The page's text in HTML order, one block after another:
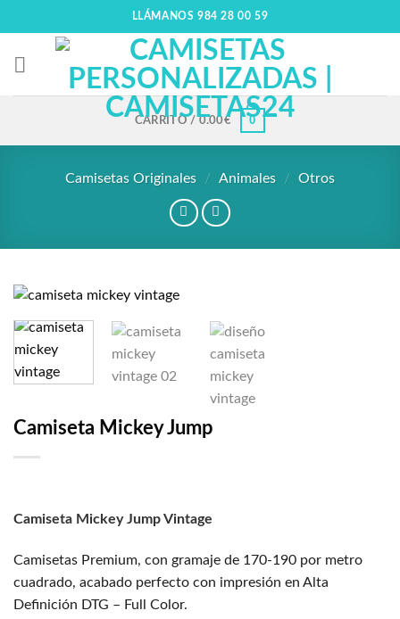
LLÁMANOS 984 28 00 59
CARRITO /0.00€ 0
Camisetas Originales / Animales / Otros
Camiseta Mickey Jump
Camiseta Mickey Jump Vintage
Camisetas Premium, con gramaje de 170-190 por metro
cuadrado, acabado perfecto con impresión en Alta
Definición DTG – Full Color.